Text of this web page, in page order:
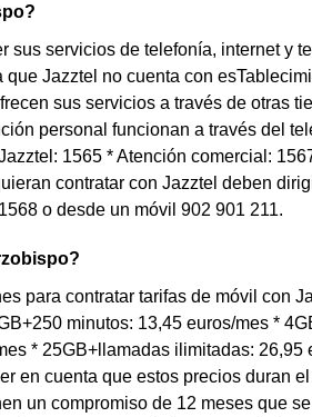
sus servicios de telefonía, internet y
Jazztel no cuenta con
sus servicios a través de otras
personal funcionan a través del
1565 * Atención comercial:
contratar con Jazztel deben
o desde un móvil 902 901 211.
para contratar tarifas de móvil con
minutos: 13,45 euros/mes *
* 25GB+llamadas ilimitadas: 26,95
en cuenta que estos precios duran
un compromiso de 12 meses que